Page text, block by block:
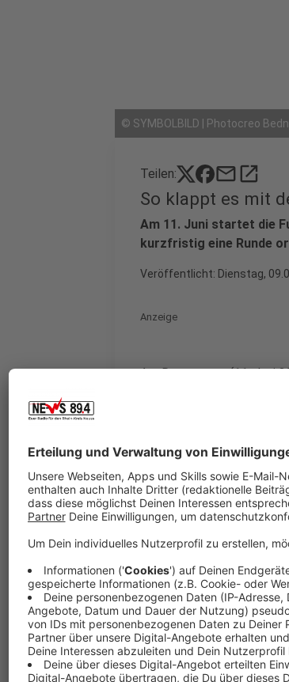
© SYMBOLBILD | Photocreo
Teilen: mailopen_in_new
So klappt es mit
Am 11. Juni startet die
kurzfristig eine Runde
Veröffentlicht: Dienstag,
Anzeige
Am Donnerstag (11. Juni
Familien,
keine Tipprunde
So erstellt ihr noch
Anzeige
Eine eigene Tipprunde
geht das über bekannte
Angebote großer
lediglich einen Account
Kollegen einladen. Wer
möchte, kann ein